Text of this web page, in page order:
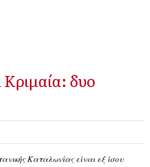
δυο
ανικής Καταλωνίας είναι εξ ίσου